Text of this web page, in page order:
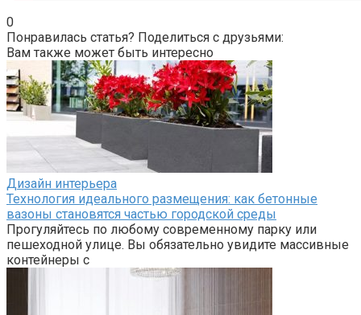
0
Понравилась статья? Поделиться с друзьями:
Вам также может быть интересно
Дизайн интерьера
Технология идеального размещения: как бетонные
вазоны становятся частью городской среды
Прогуляйтесь по любому современному парку или
пешеходной улице. Вы обязательно увидите массивные
контейнеры с